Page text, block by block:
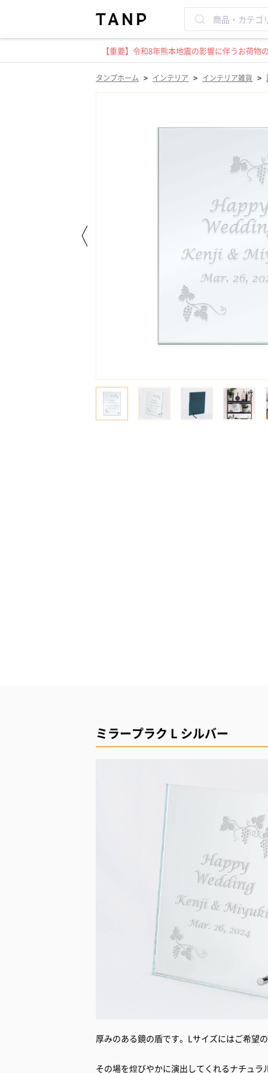
【重要】令和8年熊本地震の影響に伴うお荷
タンプホーム > インテリア > インテリア雑貨 >
ミラープラク L シルバー
厚みのある鏡の盾です。Lサイズにはご希望
その場を煌びやかに演出してくれるナチュ